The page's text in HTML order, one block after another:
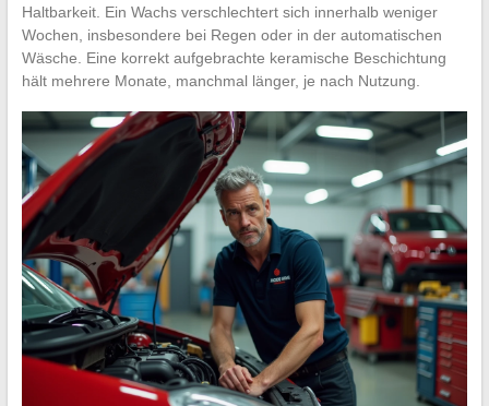
Haltbarkeit. Ein Wachs verschlechtert sich innerhalb weniger
Wochen, insbesondere bei Regen oder in der automatischen
Wäsche. Eine korrekt aufgebrachte keramische Beschichtung
hält mehrere Monate, manchmal länger, je nach Nutzung.